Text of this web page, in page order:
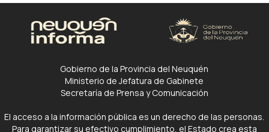
Gobierno de la Provincia del Neuquén
Ministerio de Jefatura de Gabinete
Secretaría de Prensa y Comunicación
El acceso a la información pública es un derecho de las personas.
Para garantizar su efectivo cumplimiento, el Estado crea esta